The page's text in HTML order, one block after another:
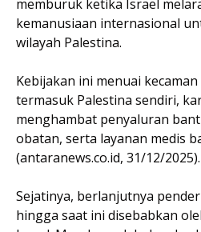
memburuk ketika Israel
kemanusiaan internasional
wilayah Palestina.
Kebijakan ini menuai
termasuk Palestina sendiri,
menghambat penyaluran
obatan, serta layanan medis
(antaranews.co.id, 31/12/2025).
Sejatinya, berlanjutnya
hingga saat ini disebabkan